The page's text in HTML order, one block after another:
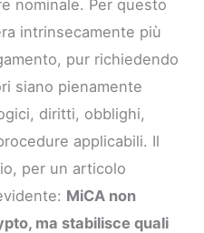
nominale. Per questo
intrinsecamente più
pur richiedendo
siano pienamente
diritti, obblighi,
applicabili. Il
per un articolo
MiCA non
ma stabilisce quali